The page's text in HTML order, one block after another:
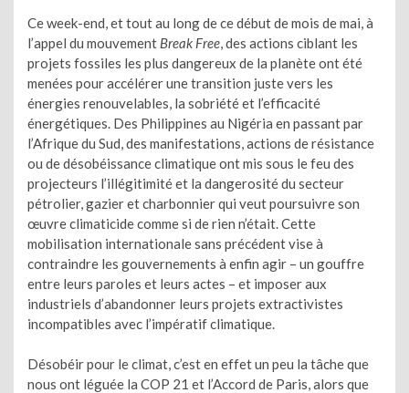
Ce week-end, et tout au long de ce début de mois de mai, à
l’appel du mouvement Break Free , des actions ciblant les
projets fossiles les plus dangereux de la planète ont été
menées pour accélérer une transition juste vers les
énergies renouvelables, la sobriété et l’efficacité
énergétiques. Des Philippines au Nigéria en passant par
l’Afrique du Sud, des manifestations, actions de résistance
ou de désobéissance climatique ont mis sous le feu des
projecteurs l’illégitimité et la dangerosité du secteur
pétrolier, gazier et charbonnier qui veut poursuivre son
œuvre climaticide comme si de rien n’était. Cette
mobilisation internationale sans précédent vise à
contraindre les gouvernements à enfin agir – un gouffre
entre leurs paroles et leurs actes – et imposer aux
industriels d’abandonner leurs projets extractivistes
incompatibles avec l’impératif climatique.
Désobéir pour le climat, c’est en effet un peu la tâche que
nous ont léguée la COP 21 et l’Accord de Paris, alors que